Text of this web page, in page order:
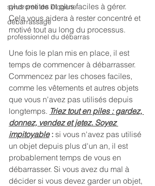
syndrome de Diogène
débarrassage
professionnel du débarras
plus petites et plus faciles à gérer.
Cela vous aidera à rester concentré et
motivé tout au long du processus.
Une fois le plan mis en place, il est
temps de commencer à débarrasser.
Commencez par les choses faciles,
comme les vêtements et autres objets
que vous n'avez pas utilisés depuis
longtemps. Triez tout en piles : gardez,
donnez, vendez et jetez. Soyez
impitoyable : si vous n'avez pas utilisé
un objet depuis plus d'un an, il est
probablement temps de vous en
débarrasser. Si vous avez du mal à
décider si vous devez garder un objet,